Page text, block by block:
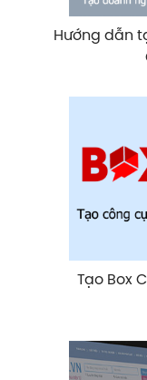
Hướng dẫn
Tạo Box